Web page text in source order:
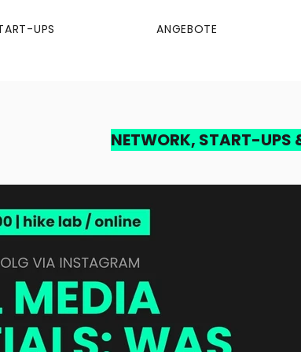
UPS ANGEBOTE
NETWORK, START-UPS